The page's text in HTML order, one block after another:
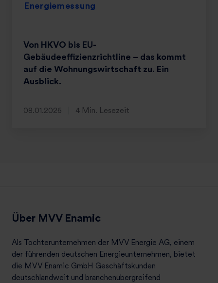
Energiemessung
Von HKVO bis EU-
Gebäudeeffizienzrichtline – das kommt
auf die Wohnungswirtschaft zu. Ein
Ausblick.
08.01.2026 4 Min. Lesezeit
Über MVV Enamic
Als Tochterunternehmen der MVV Energie AG, einem
der führenden deutschen Energieunternehmen, bietet
die MVV Enamic GmbH Geschäftskunden
deutschlandweit und branchenübergreifend